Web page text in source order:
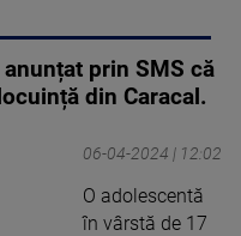
prin SMS că
din Caracal.
06-04-2024 | 12:02
O adolescentă
în vârstă de 17